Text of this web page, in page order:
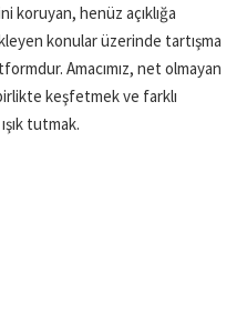
koruyan, henüz açıklığa
konular üzerinde tartışma
Amacımız, net olmayan
keşfetmek ve farklı
tutmak.